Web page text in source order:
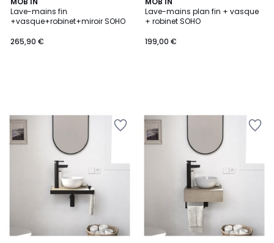
Lave-mains fin
+vasque+robinet+miroir SOHO
265,90 €
Lave-mains plan fin + vasque
+ robinet SOHO
199,00 €